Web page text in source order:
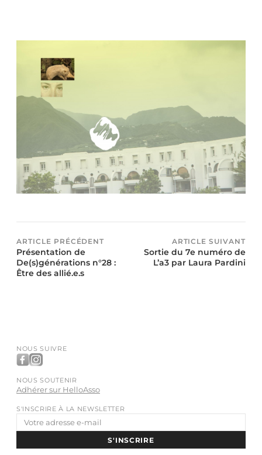
ARTICLE PRÉCÉDENT
Présentation de
De(s)générations n°28 :
Être des allié.e.s
ARTICLE SUIVANT
Sortie du 7e numéro de
L’a3 par Laura Pardini
NOUS SUIVRE
NOUS SOUTENIR
Adhérer sur HelloAsso
S'INSCRIRE À LA NEWSLETTER
Adresse
e-
mail
S'INSCRIRE